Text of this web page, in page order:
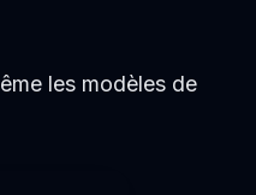
les modèles de